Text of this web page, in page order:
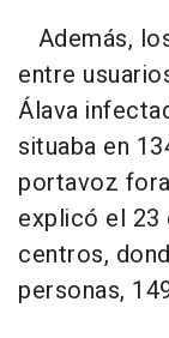
Además,
entre
Álava
situaba en
portavoz
explicó el 23
centros,
personas,